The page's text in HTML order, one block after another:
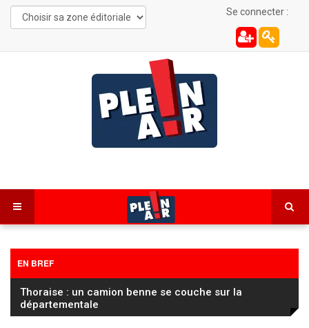
Se connecter :
EN BREF